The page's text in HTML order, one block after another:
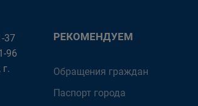
37
96
РЕКОМЕНДУЕМ
Обращения граждан
Паспорт города